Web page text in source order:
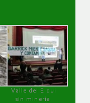
Valle del Elqui
sin minería.